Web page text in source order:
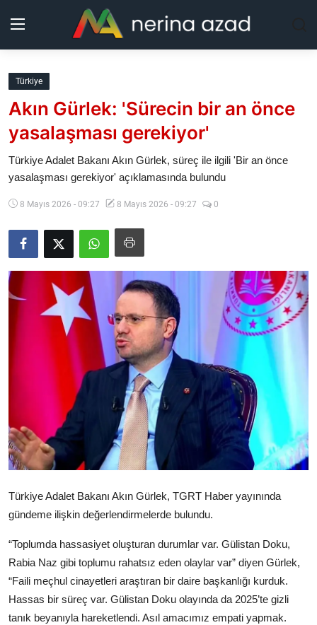
Kurdistan
Bölgeler
Güncel
Makaleler
İletişim
Türkçe Kurdi
Türkiye
Akın Gürlek: 'Sürecin bir an önce
yasalaşması gerekiyor'
Türkiye Adalet Bakanı Akın Gürlek, süreç ile ilgili 'Bir an önce
yasalaşması gerekiyor' açıklamasında bulundu
8 Mayıs 2026 - 09:27 8 Mayıs 2026 - 09:27 0
Türkiye Adalet Bakanı Akın Gürlek, TGRT Haber yayınında
gündeme ilişkin değerlendirmelerde bulundu.
“Toplumda hassasiyet oluşturan durumlar var. Gülistan Doku,
Rabia Naz gibi toplumu rahatsız eden olaylar var” diyen Gürlek,
“Faili meçhul cinayetleri araştıran bir daire başkanlığı kurduk.
Hassas bir süreç var. Gülistan Doku olayında da 2025’te gizli
tanık beyanıyla hareketlendi. Asıl amacımız empati yapmak.